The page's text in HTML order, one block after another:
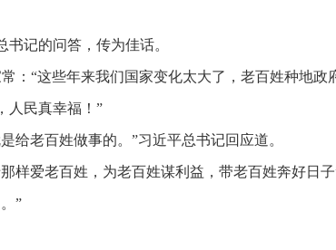
记的问答，传为佳话。
：“这些年来我们国家变化太大了，老百姓种地政
人民真幸福！”
给老百姓做事的。”习近平总书记回应道。
样爱老百姓，为老百姓谋利益，带老百姓奔好日
”